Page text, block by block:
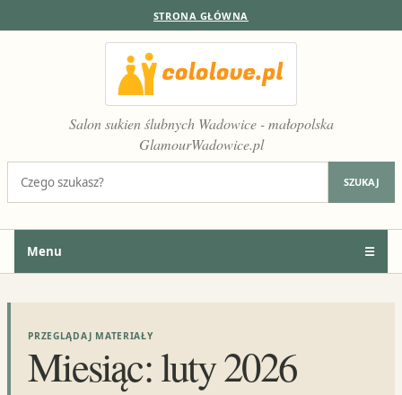
STRONA GŁÓWNA
Salon sukien ślubnych Wadowice - małopolska
GlamourWadowice.pl
SZUKAJ
Menu ☰
PRZEGLĄDAJ MATERIAŁY
Miesiąc:luty 2026